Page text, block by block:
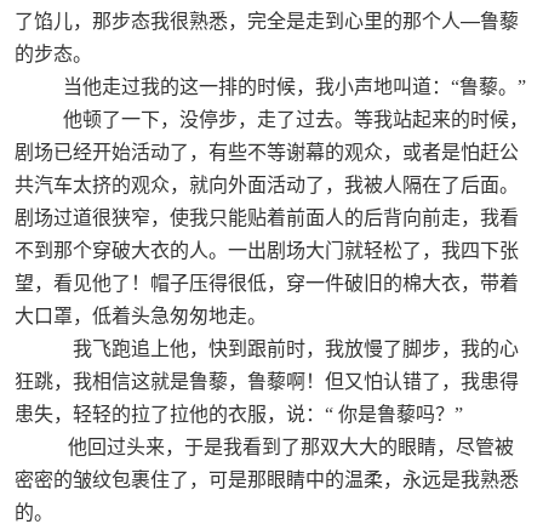
了馅儿，那步态我很熟悉，完全是走到心里的那个人—鲁藜
的步态。
当他走过我的这一排的时候，我小声地叫道：“鲁藜。”
他顿了一下，没停步，走了过去。等我站起来的时候，
剧场已经开始活动了，有些不等谢幕的观众，或者是怕赶公
共汽车太挤的观众，就向外面活动了，我被人隔在了后面。
剧场过道很狭窄，使我只能贴着前面人的后背向前走，我看
不到那个穿破大衣的人。一出剧场大门就轻松了，我四下张
望，看见他了！帽子压得很低，穿一件破旧的棉大衣，带着
大口罩，低着头急匆匆地走。
我飞跑追上他，快到跟前时，我放慢了脚步，我的心
狂跳，我相信这就是鲁藜，鲁藜啊！但又怕认错了，我患得
患失，轻轻的拉了拉他的衣服，说：“ 你是鲁藜吗？”
他回过头来，于是我看到了那双大大的眼睛，尽管被
密密的皱纹包裹住了，可是那眼睛中的温柔，永远是我熟悉
的。